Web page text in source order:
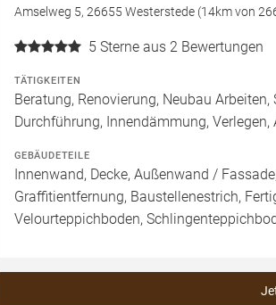
Amselweg 5, 26655 Westerstede (14km von
5 Sterne aus 2 Bewertungen
TÄTIGKEITEN
Beratung, Renovierung, Neubau
Durchführung, Innendämmung,
GEBÄUDETEILE
Innenwand, Decke, Außenwand /
Graffitientfernung, Baustellenestrich,
Velourteppichboden,